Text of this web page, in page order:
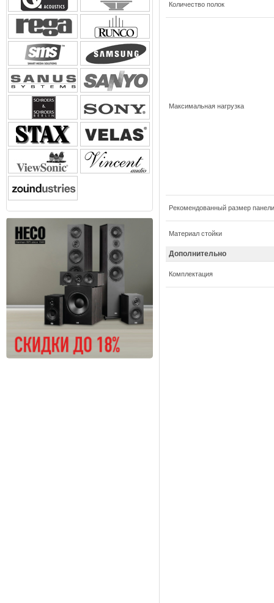
Количество полок
Максимальная нагрузка
Рекомендованный размер панели
Материал стойки
Дополнительно
Комплектация